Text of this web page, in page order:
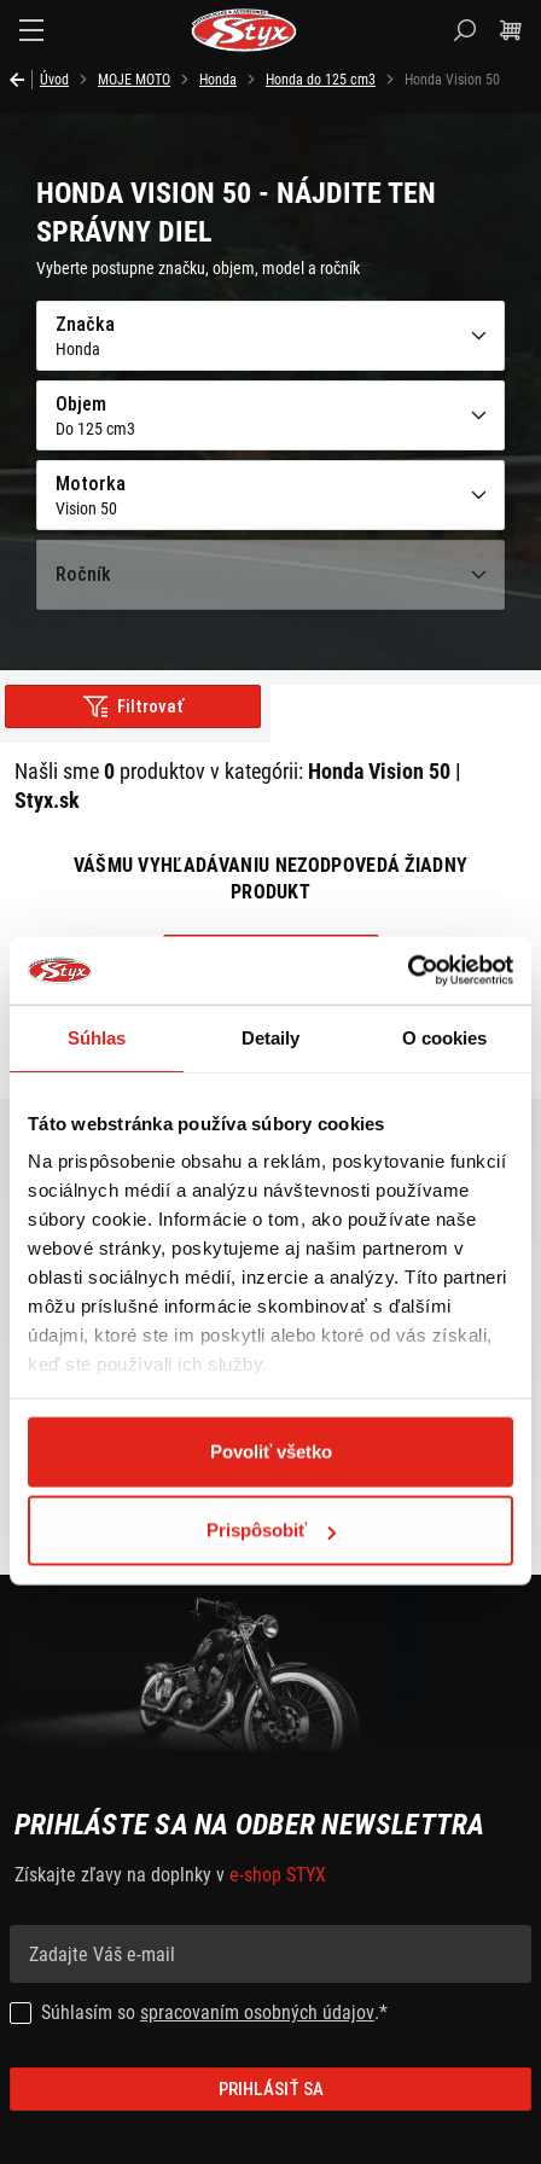
Súhlas Detaily O cookies
Táto webstránka používa súbory cookies
Na prispôsobenie obsahu a reklám, poskytovanie funkcií
sociálnych médií a analýzu návštevnosti používame
súbory cookie. Informácie o tom, ako používate naše
webové stránky, poskytujeme aj našim partnerom v
oblasti sociálnych médií, inzercie a analýzy. Títo partneri
môžu príslušné informácie skombinovať s ďalšími
údajmi, ktoré ste im poskytli alebo ktoré od vás získali,
keď ste používali ich služby.
Povoliť všetko
Prispôsobiť
Úvod MOJE MOTO Honda Honda do 125 cm3 Honda Vision 50
HONDA VISION 50 - NÁJDITE TEN
SPRÁVNY DIEL
Vyberte postupne značku, objem, model a ročník
Značka
Honda
Objem
Do 125 cm3
Motorka
Vision 50
Ročník
Filtrovať
Našli sme0 produktov v kategórii: Honda Vision 50 |
Styx.sk
VÁŠMU VYHĽADÁVANIU NEZODPOVEDÁ ŽIADNY
PRODUKT
Najväčší výber moto
príslušenstva ihneď k
odberu
Doprava ZADARMO pre
objednávky nad 50€ v rámci
SR
PRIHLÁSTE SA NA ODBER NEWSLETTRA
Získajte zľavy na doplnky v e-shop STYX
Súhlasím so spracovaním osobných údajov.*
PRIHLÁSIŤ SA